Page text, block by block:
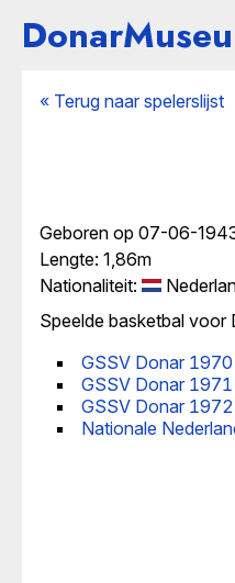
« Terug naar spelerslijst
Geboren op 07-06-
Lengte: 1,86m
Nationaliteit:
Speelde basketbal voor
GSSV Donar
GSSV Donar
GSSV Donar
Nationale